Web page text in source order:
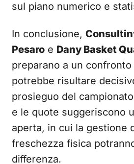
sul piano numerico e
In conclusione,
Pesaro e Dany Basket
preparano a un
potrebbe risultare
prosieguo del
e le quote suggeriscono
aperta, in cui la gestione
freschezza fisica
differenza.